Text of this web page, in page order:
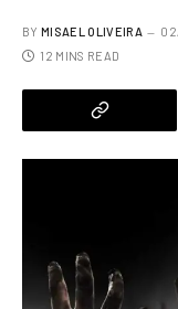
BY MISAEL OLIVEIRA
12 MINS READ